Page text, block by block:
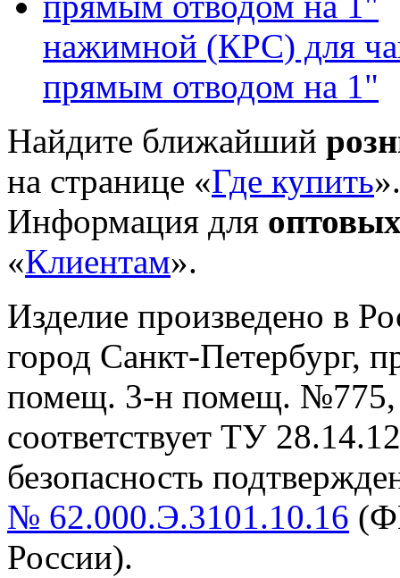
нажимной (КРС) для
прямым отводом на 1"
Найдите ближайший
на странице «Где купить».
Информация для
«Клиентам».
Изделие произведено в
город Санкт-Петербург,
помещ. 3-н помещ. №775,
cоответствует ТУ
безопасность
№ 62.000.Э.3101.10.16
России).